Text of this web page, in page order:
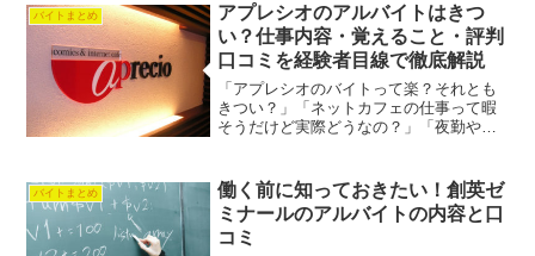
バイトまとめ
アプレシオのアルバイトはきつ
い？仕事内容・覚えること・評判
口コミを経験者目線で徹底解説
「アプレシオのバイトって楽？それとも
きつい？」「ネットカフェの仕事って暇
そうだけど実際どうなの？」「夜勤や調
ではないでしょうか。アプレシオは全国
展開している複合型ネット...
バイトまとめ
働く前に知っておきたい！創英ゼ
ミナールのアルバイトの内容と口
コミ